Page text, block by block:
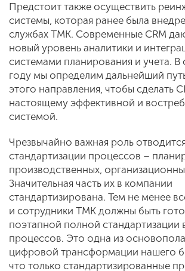
Предстоит также осуществить
системы, которая ранее была
службах ТМК. Современные СRM
новый уровень аналитики и
системами планирования и учета.
году мы определим дальнейший
этого направления, чтобы сделать
настоящему эффективной и
системой.
Чрезвычайно важная роль отводится
стандартизации процессов –
производственных,
Значительная часть их в компании
стандартизирована. Тем не менее
и сотрудники ТМК должны быть
поэтапной полной стандартизации
процессов. Это одна из
цифровой трансформации нашего
что только стандартизированные